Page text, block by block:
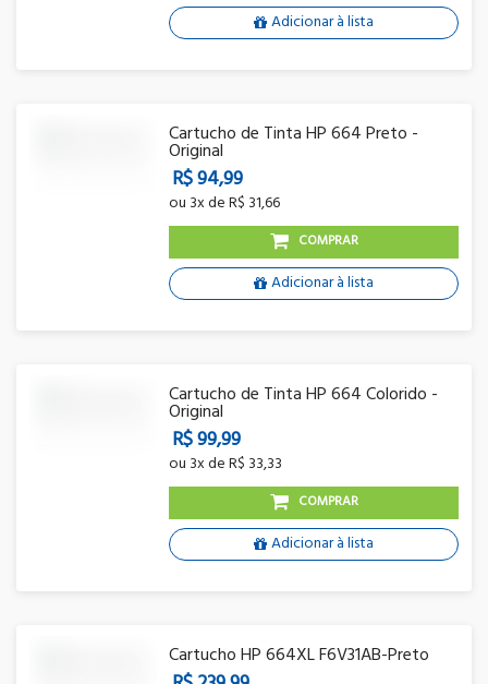
Adicionar à lista
Cartucho de Tinta HP 664 Preto -
Original
R$ 94,99
ou 3xdeR$ 31,66
COMPRAR
Adicionar à lista
Cartucho de Tinta HP 664 Colorido -
Original
R$ 99,99
ou 3xdeR$ 33,33
COMPRAR
Adicionar à lista
Cartucho HP 664XL F6V31AB-Preto